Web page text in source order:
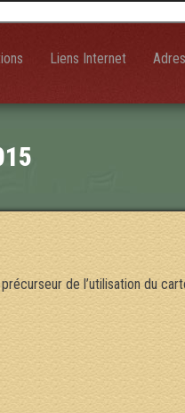
Liens Internet
de l’utilisation du